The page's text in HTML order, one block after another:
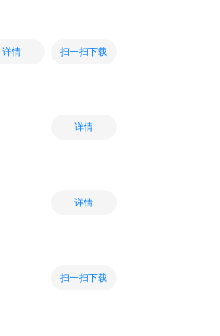
详情 扫一扫下载
详情
详情
扫一扫下载